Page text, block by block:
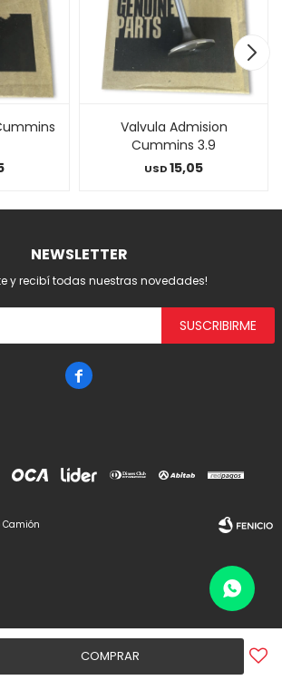
COMPRAR
Valvula Admision
Cummins 3.9
USD15,05
NEWSLETTER
y recibí todas nuestras novedades!
SUSCRIBIRME

Fenicio